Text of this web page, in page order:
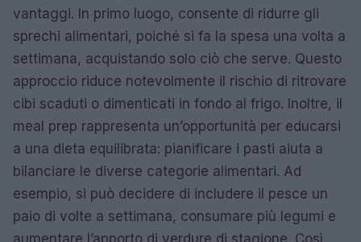
vantaggi. In primo luogo, consente di ridurre gli
sprechi alimentari, poiché si fa la spesa una volta a
settimana, acquistando solo ciò che serve. Questo
approccio riduce notevolmente il rischio di ritrovare
cibi scaduti o dimenticati in fondo al frigo. Inoltre, il
meal prep rappresenta un’opportunità per educarsi
a una dieta equilibrata: pianificare i pasti aiuta a
bilanciare le diverse categorie alimentari. Ad
esempio, si può decidere di includere il pesce un
paio di volte a settimana, consumare più legumi e
aumentare l’apporto di verdure di stagione. Così